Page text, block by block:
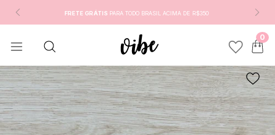
FRETE GRÁTIS PARA TODO BRASIL ACIMA DE R$350
0